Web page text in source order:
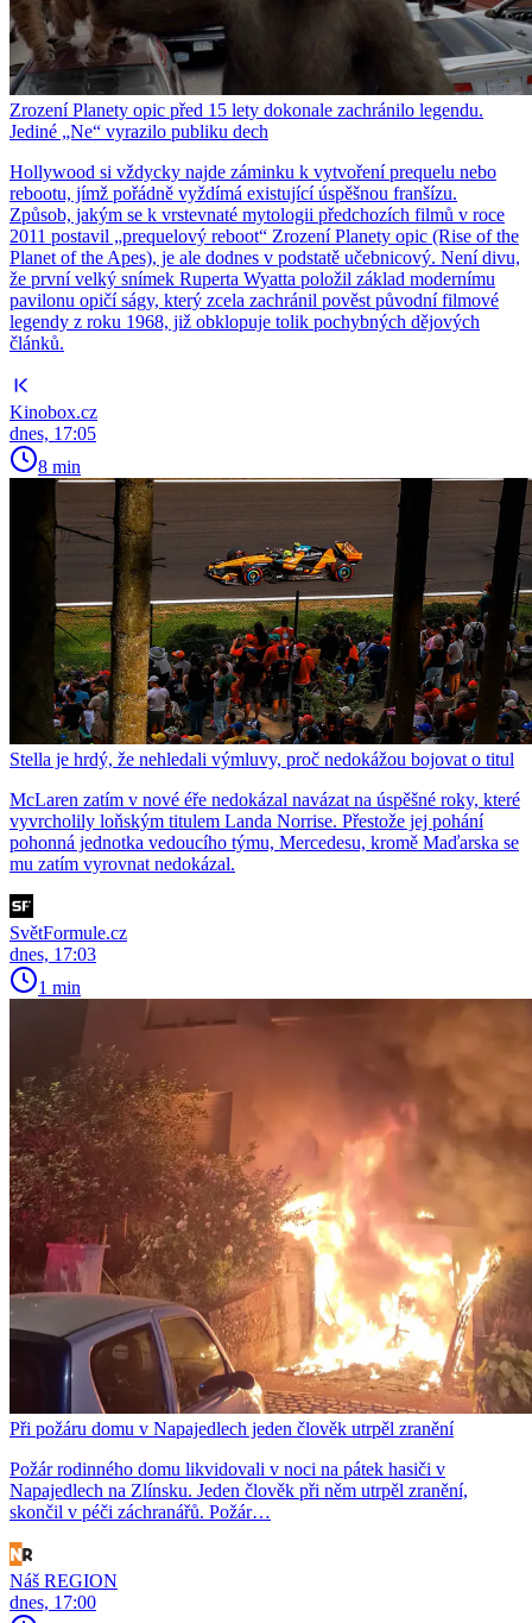
Zrození Planety opic před 15 lety dokonale zachránilo legendu.
Jediné „Ne“ vyrazilo publiku dech
Hollywood si vždycky najde záminku k vytvoření prequelu nebo
rebootu, jímž pořádně vyždímá existující úspěšnou franšízu.
Způsob, jakým se k vrstevnaté mytologii předchozích filmů v roce
2011 postavil „prequelový reboot“ Zrození Planety opic (Rise of the
Planet of the Apes), je ale dodnes v podstatě učebnicový. Není divu,
že první velký snímek Ruperta Wyatta položil základ modernímu
pavilonu opičí ságy, který zcela zachránil pověst původní filmové
legendy z roku 1968, již obklopuje tolik pochybných dějových
článků.
Kinobox.cz
dnes, 17:05
8 min
Stella je hrdý, že nehledali výmluvy, proč nedokážou bojovat o titul
McLaren zatím v nové éře nedokázal navázat na úspěšné roky, které
vyvrcholily loňským titulem Landa Norrise. Přestože jej pohání
pohonná jednotka vedoucího týmu, Mercedesu, kromě Maďarska se
mu zatím vyrovnat nedokázal.
SvětFormule.cz
dnes, 17:03
1 min
Při požáru domu v Napajedlech jeden člověk utrpěl zranění
Požár rodinného domu likvidovali v noci na pátek hasiči v
Napajedlech na Zlínsku. Jeden člověk při něm utrpěl zranění,
skončil v péči záchranářů. Požár…
Náš REGION
dnes, 17:00